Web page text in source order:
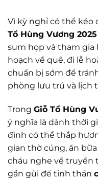
Vì kỳ nghỉ có thể kéo
Tổ Hùng Vương 2025
sum họp và tham gia
hoạch về quê, đi lễ
chuẩn bị sớm để
phòng lưu trú và lịch
Trong Giỗ Tổ Hùng
ý nghĩa là dành thời
đình có thể thắp
gian thờ cúng, ăn
cháu nghe về truyền
gần gũi để tinh thần